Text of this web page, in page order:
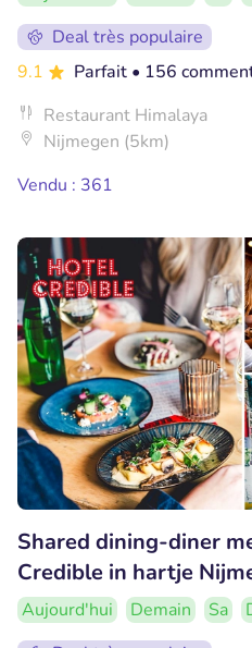
Deal très populaire
9.1
Parfait • 156
Restaurant Himalaya
Nijmegen (5km)
Vendu : 361
Shared dining-diner
Credible in hartje
Aujourd'hui Demain Sa